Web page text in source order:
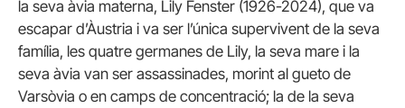
la seva àvia materna, Lily Fenster (1926-2024), que va
escapar d’Àustria i va ser l’única supervivent de la seva
família, les quatre germanes de Lily, la seva mare i la
seva àvia van ser assassinades, morint al gueto de
Varsòvia o en camps de concentració; la de la seva